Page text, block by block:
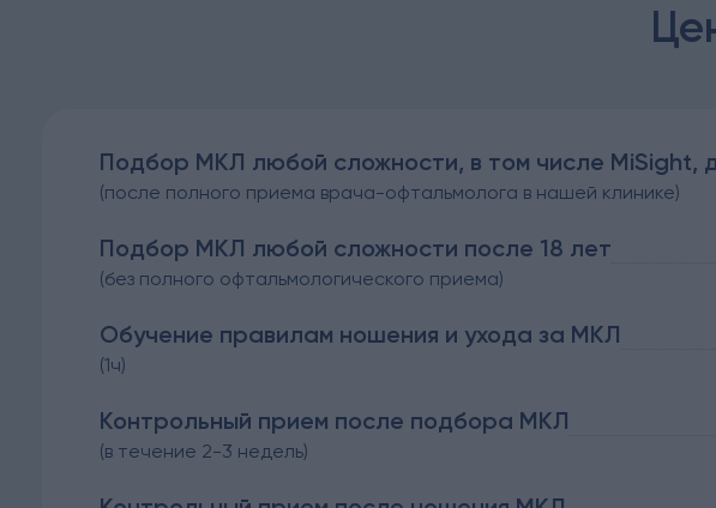
Подбор МКЛ любой сложности, в том числе MiSight,
(после полного приема врача-офтальмолога в нашей клинике)
Подбор МКЛ любой сложности после 18 лет
(без полного офтальмологического приема)
Обучение правилам ношения и ухода за МКЛ
(1ч)
Контрольный прием после подбора МКЛ
(в течение 2-3 недель)